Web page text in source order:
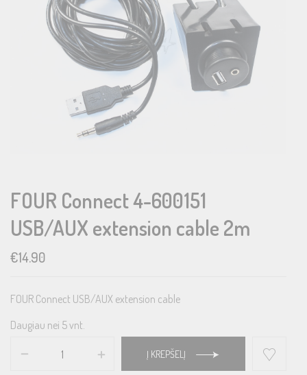
FOUR Connect 4-600151
USB/AUX extension cable 2m
€14.90
FOUR Connect USB/AUX extension cable
Daugiau nei 5 vnt.
Į KREPŠELĮ